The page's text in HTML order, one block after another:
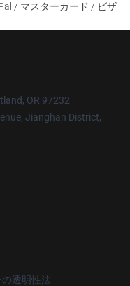
/ マスターカード / ビザ
OR 97232
Jianghan District,
透明性法